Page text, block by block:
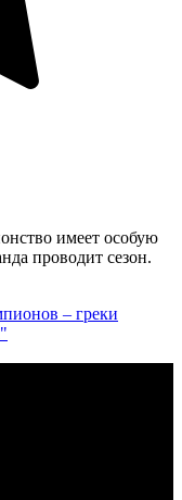
имеет особую
проводит сезон.
– греки